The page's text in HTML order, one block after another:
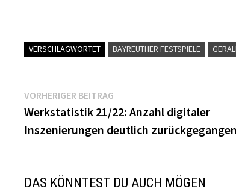
VERSCHLAGWORTET BAYREUTHER FESTSPIELE
Beitragsnavigation
VORHERIGER BEITRAG
Beitrag:
Werkstatistik 21/22: Anzahl digitaler
Inszenierungen deutlich zurückgegangen
DAS KÖNNTEST DU AUCH MÖGEN